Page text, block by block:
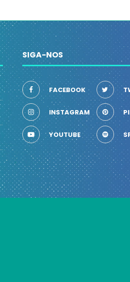
SIGA-NOS
FACEBOOK
INSTAGRAM
YOUTUBE